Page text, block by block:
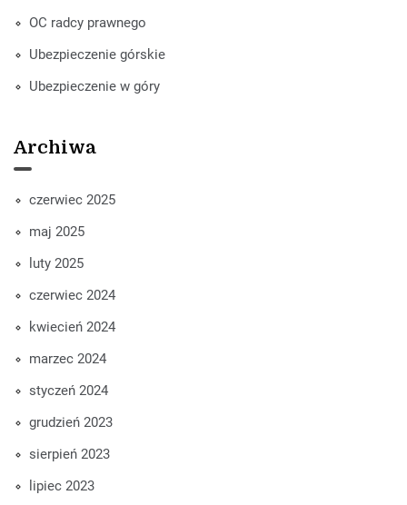
OC radcy prawnego
Ubezpieczenie górskie
Ubezpieczenie w góry
Archiwa
czerwiec 2025
maj 2025
luty 2025
czerwiec 2024
kwiecień 2024
marzec 2024
styczeń 2024
grudzień 2023
sierpień 2023
lipiec 2023